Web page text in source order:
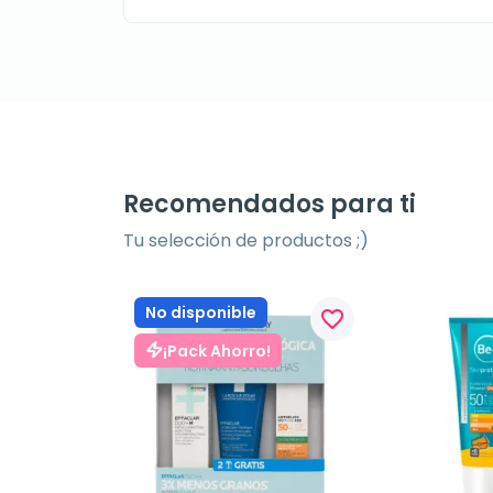
Recomendados para ti
Tu selección de productos ;)
No disponible
¡Pack Ahorro!
favorite_border